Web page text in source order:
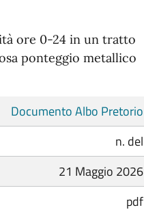
ore 0-24 in un tratto
ponteggio metallico
Documento Albo Pretorio
n. del
21 Maggio 2026
pdf